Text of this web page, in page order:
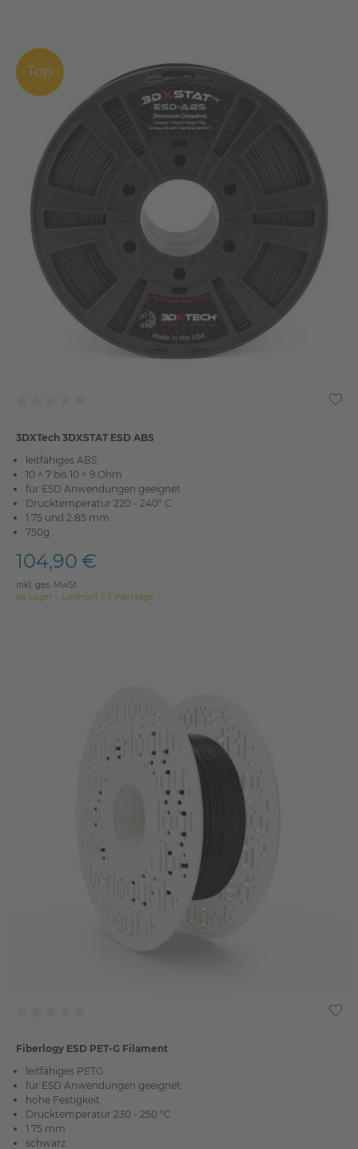
Top
3DXTech 3DXSTAT ESD ABS
leitfähiges ABS
10 ^ 7 bis 10 ^ 9 Ohm
für ESD Anwendungen geeignet
Drucktemperatur 220 - 240° C
1.75 und 2.85 mm
750g
104,90 €
inkl. ges. MwSt.
ab Lager > Lieferzeit 1-3 Werktage
Fiberlogy ESD PET-G Filament
leitfähiges PETG
für ESD Anwendungen geeignet
hohe Festigkeit
Drucktemperatur 230 - 250 °C
1.75 mm
schwarz